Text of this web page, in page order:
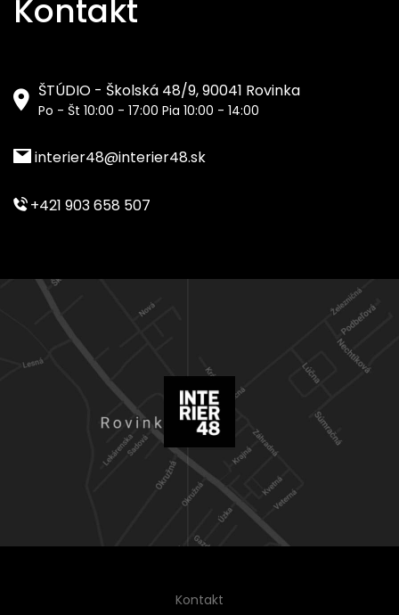
Kontakt
ŠTÚDIO - Školská 48/9, 90041 Rovinka
Po - Št 10:00 - 17:00 Pia 10:00 - 14:00
interier48@interier48.sk
+421 903 658 507
Kontakt